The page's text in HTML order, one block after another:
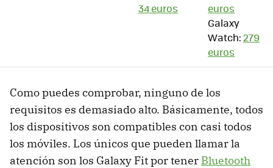
34 euros
euros
Galaxy
Watch:279
euros
Como puedes comprobar, ninguno de los
requisitos es demasiado alto. Básicamente, todos
los dispositivos son compatibles con casi todos
los móviles. Los únicos que pueden llamar la
atención son los Galaxy Fit por tener Bluetooth